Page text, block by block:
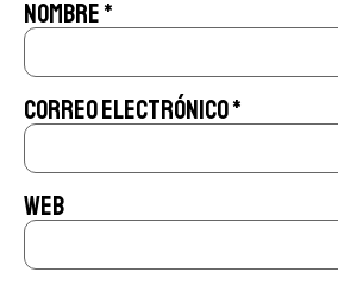
Nombre*
Correo electrónico*
Web